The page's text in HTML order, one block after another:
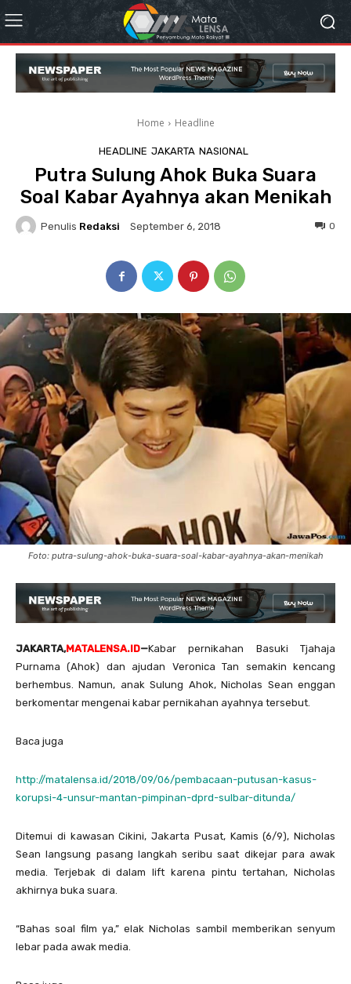
Home Headline
HEADLINE JAKARTA NASIONAL
Putra Sulung Ahok Buka Suara
Soal Kabar Ayahnya akan Menikah
Penulis Redaksi September 6, 2018 0
Foto: putra-sulung-ahok-buka-suara-soal-kabar-ayahnya-akan-menikah
JAKARTA,MATALENSA.ID—Kabar pernikahan Basuki Tjahaja
Purnama (Ahok) dan ajudan Veronica Tan semakin kencang
berhembus. Namun, anak Sulung Ahok, Nicholas Sean enggan
berkomentar mengenai kabar pernikahan ayahnya tersebut.
Baca juga
http://matalensa.id/2018/09/06/pembacaan-putusan-kasus-
korupsi-4-unsur-mantan-pimpinan-dprd-sulbar-ditunda/
Ditemui di kawasan Cikini, Jakarta Pusat, Kamis (6/9), Nicholas
Sean langsung pasang langkah seribu saat dikejar para awak
media. Terjebak di dalam lift karena pintu tertahan, Nicholas
akhirnya buka suara.
“Bahas soal film ya,” elak Nicholas sambil memberikan senyum
lebar pada awak media.